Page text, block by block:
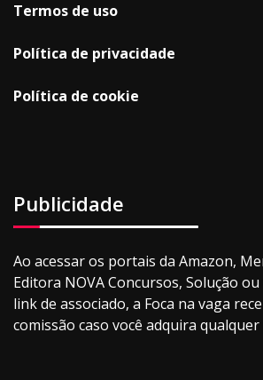
Termos de uso
Política de privacidade
Política de cookie
Publicidade
Ao acessar os portais da Amazon,
Editora NOVA Concursos, Solução
link de associado, a Foca na vaga
comissão caso você adquira